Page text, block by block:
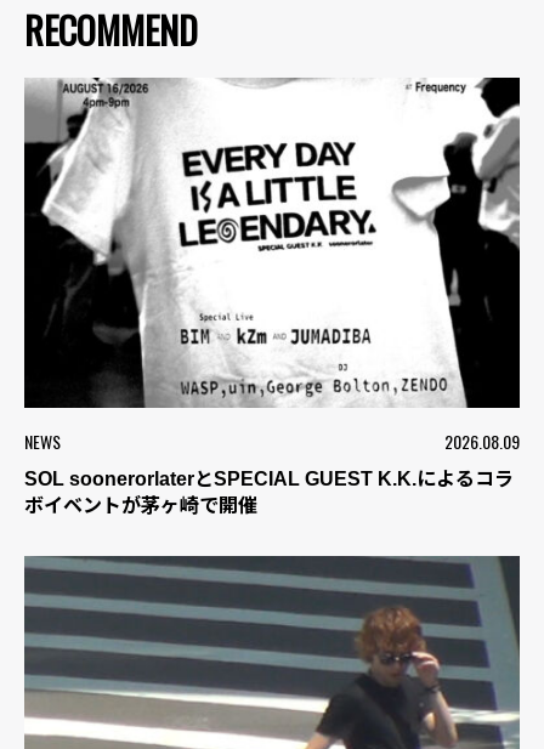
RECOMMEND
NEWS 2026.08.09
SOL soonerorlaterとSPECIAL GUEST K.K.によるコラ
ボイベントが茅ヶ崎で開催